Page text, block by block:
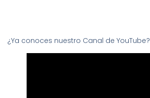
¿Ya conoces nuestro Canal de YouTube?